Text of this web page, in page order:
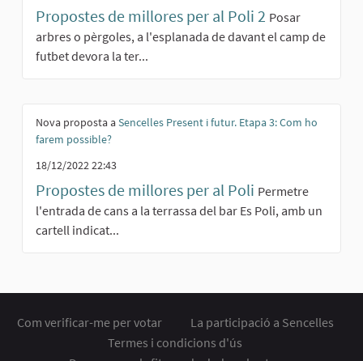
Propostes de millores per al Poli 2 Posar
arbres o pèrgoles, a l'esplanada de davant el camp de
futbet devora la ter...
Nova proposta aSencelles Present i futur. Etapa 3: Com ho
farem possible?
18/12/2022 22:43
Propostes de millores per al Poli Permetre
l'entrada de cans a la terrassa del bar Es Poli, amb un
cartell indicat...
Com verificar-me per votar
La participació a Sencelles
Termes i condicions d'ús